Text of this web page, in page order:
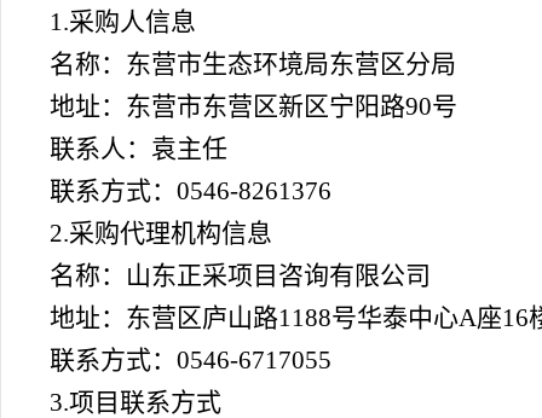
1.采购人信息
名称：东营市生态环境局东营区分局
地址：东营市东营区新区宁阳路90号
联系人：袁主任
联系方式： 0546-8261376
2.采购代理机构信息
名称：山东正采项目咨询有限公司
地址：东营区庐山路1188号华泰中心A座16
联系方式： 0546-6717055
3.项目联系方式